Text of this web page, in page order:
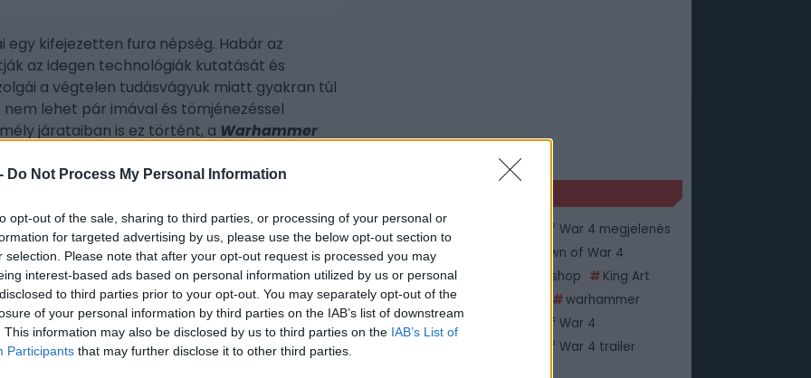
Do Not Process My Personal Information
opt-out of the sale, sharing to third parties, or processing of your personal or
for targeted advertising by us, please use the below opt-out section to
selection. Please note that after your opt-out request is processed you may
interest-based ads based on personal information utilized by us or personal
to third parties prior to your opt-out. You may separately opt-out of the
of your personal information by third parties on the IAB’s list of downstream
This information may also be disclosed by us to third parties on the IAB’s List of
Participants that may further disclose it to other third parties.
egy kifejezetten fura népség. Habár az
az idegen technológiák kutatását és
a végtelen tudásvágyuk miatt gyakran túl
lehet pár imával és tömjénezéssel
járataiban is ez történt, a Warhammer
fel a sötét sírkamráikból – védjen
Warhammer 40000 Dawn of War 4 megjelenés
Adeptus Mechanicus
Dawn of War 4
deep silver
Games Workshop
King Art
King Art Games
warhammer
Warhammer 40000 Dawn of War 4
Warhammer 40000 Dawn of War 4 trailer